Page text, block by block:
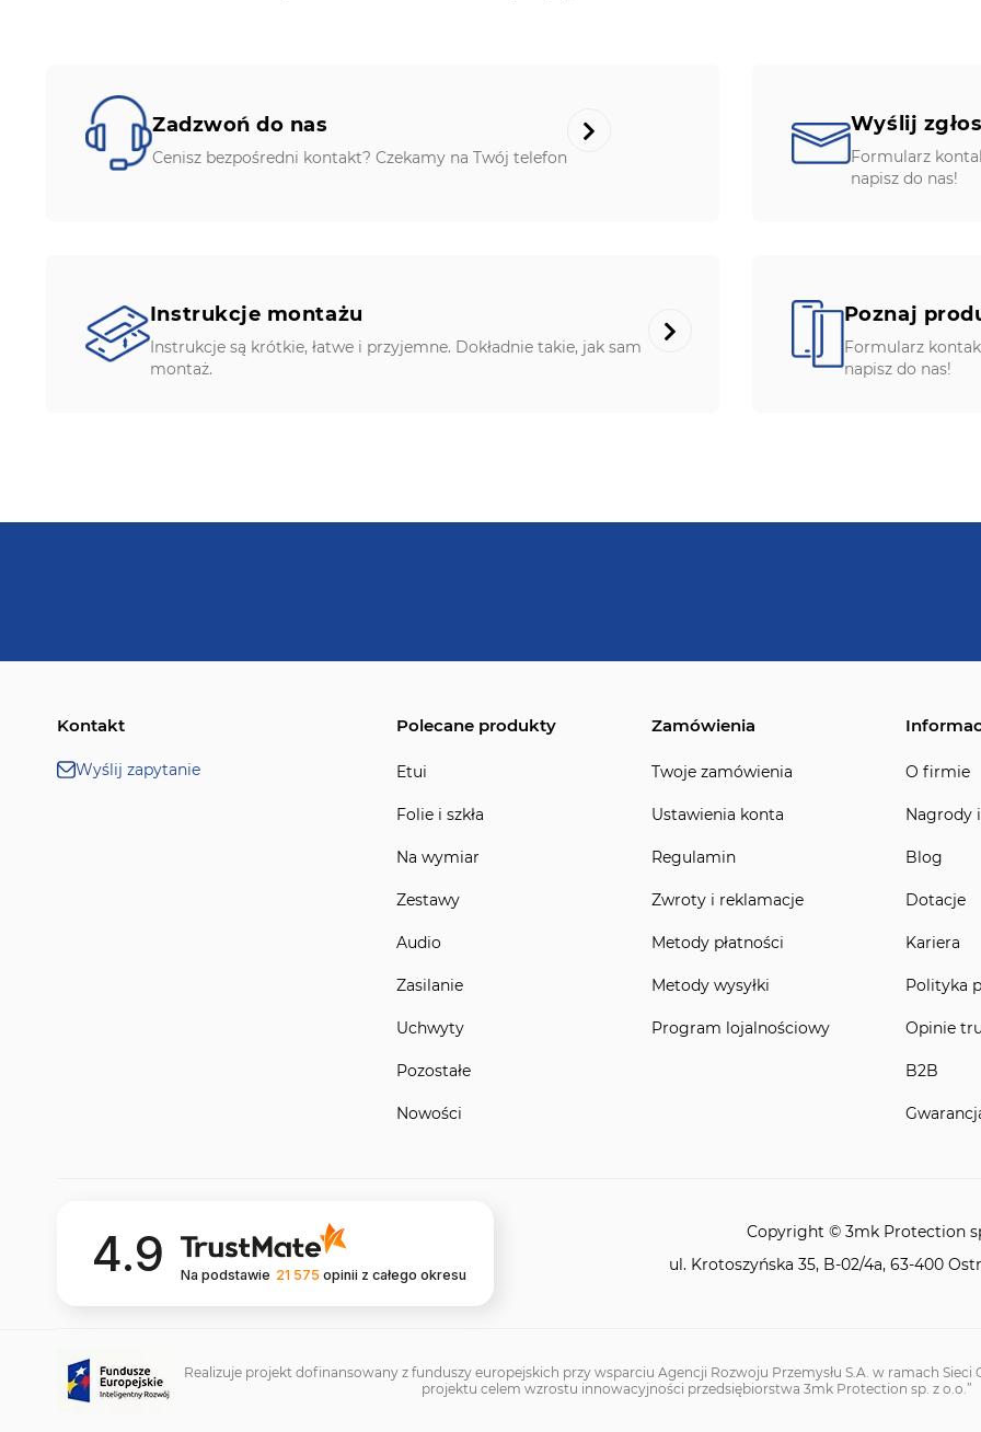
Zadzwoń do nas
Cenisz bezpośredni kontakt? Czekamy na Twój telefon
Wyślij
Formularz
napisz do nas!
Instrukcje montażu
Instrukcje są krótkie, łatwe i przyjemne. Dokładnie takie, jak sam
montaż.
Poznaj
Formularz
napisz do nas!
Kontakt
Wyślij zapytanie
Polecane produkty
Etui
Folie i szkła
Na wymiar
Zestawy
Audio
Zasilanie
Uchwyty
Pozostałe
Nowości
Zamówienia
Twoje zamówienia
Ustawienia konta
Regulamin
Zwroty i reklamacje
Metody płatności
Metody wysyłki
Program lojalnościowy
O firmie
Nagrody
Blog
Dotacje
Kariera
Polityka
Opinie
B2B
4.9 Na podstawie 21 575 opinii z całego okresu
Copyright © 3mk Protection
ul. Krotoszyńska 35, B-02/4a, 63-400
Realizuje projekt dofinansowany z funduszy europejskich przy wsparciu Agencji Rozwoju Przemysłu S.A. w ramach Sieci
projektu celem wzrostu innowacyjności przedsiębiorstwa 3mk Protection sp. z o.o.”